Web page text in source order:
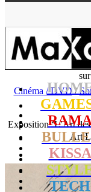
RAMA
KISSA
TECH
des
-
sur
Cinéma / DVD/
Exposition ‘L’Art
Art